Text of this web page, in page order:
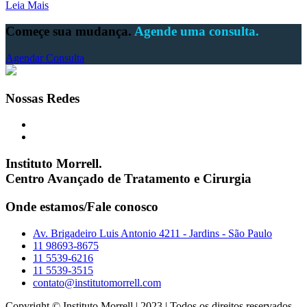
Leia Mais
Começe sua mudança. Agende uma consulta.
Agendar Consulta
Nossas Redes
Instituto Morrell.
Centro Avançado de Tratamento e Cirurgia
Onde estamos/Fale conosco
Av. Brigadeiro Luis Antonio 4211 - Jardins - São Paulo
11 98693-8675
11 5539-6216
11 5539-3515
contato@institutomorrell.com